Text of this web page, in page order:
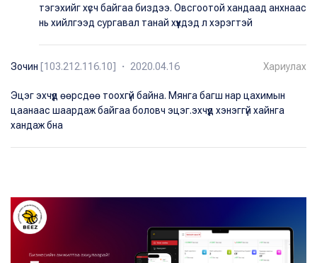
тэгэхийг хүсч байгаа биздээ. Овсгоотой хандаад анхнаас
нь хийлгээд сургавал танай хүүхдэд л хэрэгтэй
Зочин [103.212.116.10] ・ 2020.04.16 Хариулах
Эцэг эхчүүд өөрсдөө тоохгүй байна. Мянга багш нар цахимын
цаанаас шаардаж байгаа боловч эцэг.эхчүүд хэнэггүй хайнга
хандаж бна